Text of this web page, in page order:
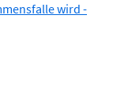
wird -